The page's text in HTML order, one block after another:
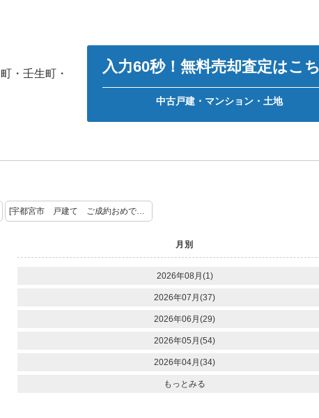
・壬生町・
入力60秒！無料売却査定はこ
中古戸建・マンション・土地
[宇都宮市 戸建て ご成約おめでとうございます] 次の記事 ＞
月別
2026年08月(1)
2026年07月(37)
2026年06月(29)
2026年05月(54)
2026年04月(34)
もっとみる